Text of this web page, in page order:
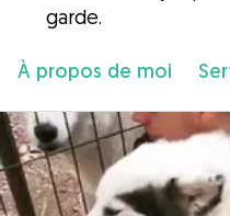
garde.
À propos de moi